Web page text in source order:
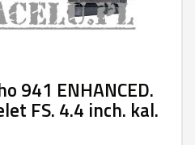
941 ENHANCED.
FS. 4.4 inch. kal.